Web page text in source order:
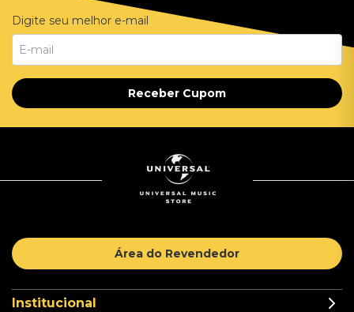
Digite seu melhor e-mail
Receber Cupom
Área do Revendedor
Institucional